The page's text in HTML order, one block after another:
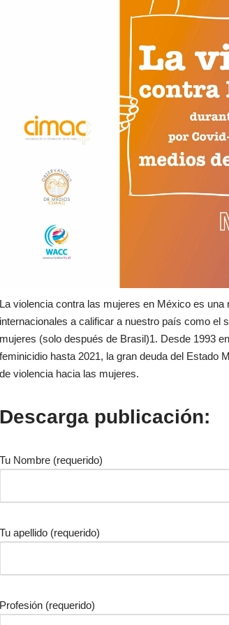
La violencia contra las mujeres en México es una
internacionales a calificar a nuestro país como el
mujeres (solo después de Brasil)1. Desde 1993
feminicidio hasta 2021, la gran deuda del Estado
de violencia hacia las mujeres.
Descarga publicación:
Tu Nombre (requerido)
Tu apellido (requerido)
Profesión (requerido)